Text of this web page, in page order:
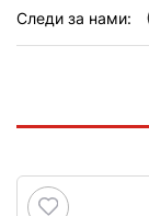
Следи за нами: